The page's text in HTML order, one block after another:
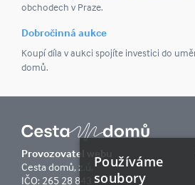
obchodech v Praze.
Dobročinná aukce
Koupí díla v aukci spojíte investici do
domů.
Provozovatel webu
Cesta domů, z.ú.
IČO: 265 28 843
Používáme
soubory